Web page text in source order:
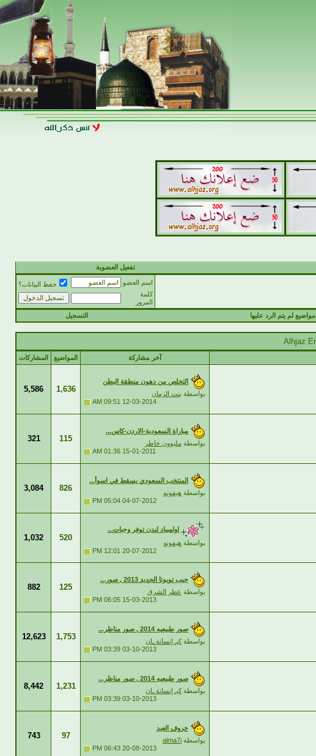
تفعيل العضوية
اسم العضو
حفظ البيانات؟
كلمة
المرور
مواضيع لم يتم الرد عليها التسجيل
آخر مشاركة المواضيع المشاركات
التخلص من دهون منطقة البطن
بواسطة بنت الزمان
12-03-2014
09:51 AM
1,636
5,586
مباراة السعودية-الاردن-كاس...
بواسطة مليوون خاطر
15-01-2011
01:36 AM
115
321
المنتخب السعودي يسقط في اسوأ...
بواسطة هيفونه
04-07-2012
05:04 PM
826
3,084
اولمبياد لندن توفر وجبات...
بواسطة هيفونه
20-07-2012
12:01 PM
520
1,032
جيب تويوتا الجديد 2013 , صور...
بواسطة عطر الشرق
15-03-2013
06:05 PM
125
882
صور طبيعيه 2014 , صور مناظر...
بواسطةكيـ إنسانة ـان
03-10-2013
03:39 PM
1,753
12,623
صور طبيعيه 2014 , صور مناظر...
بواسطةكيـ إنسانة ـان
03-10-2013
03:39 PM
1,231
8,442
خروف العيد
بواسطة alma7i
20-08-2013
06:43 PM
97
743